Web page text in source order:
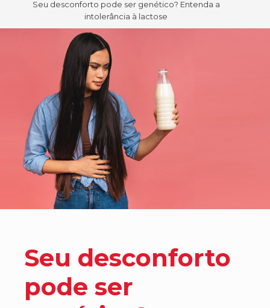
Seu desconforto pode ser genético? Entenda a
intolerância à lactose
Seu desconforto
pode ser